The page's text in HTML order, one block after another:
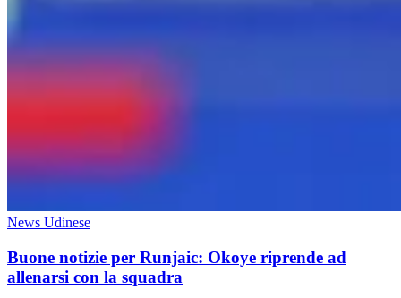
News Udinese
Buone notizie per Runjaic: Okoye riprende ad
allenarsi con la squadra